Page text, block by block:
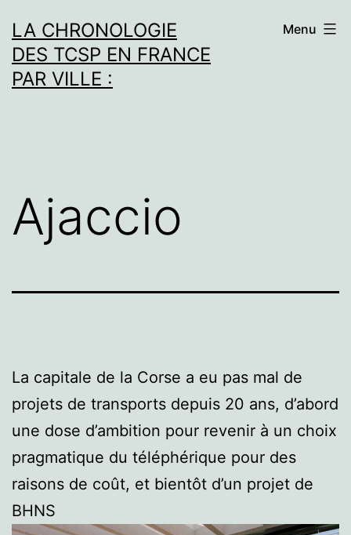
au
contenu
LA CHRONOLOGIE
DES TCSP EN FRANCE
PAR VILLE :
Menu
Ajaccio
La capitale de la Corse a eu pas mal de
projets de transports depuis 20 ans, d’abord
une dose d’ambition pour revenir à un choix
pragmatique du téléphérique pour des
raisons de coût, et bientôt d’un projet de
BHNS